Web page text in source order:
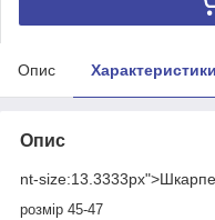
Опис Характеристики
Опис
nt-
розмір 45-47